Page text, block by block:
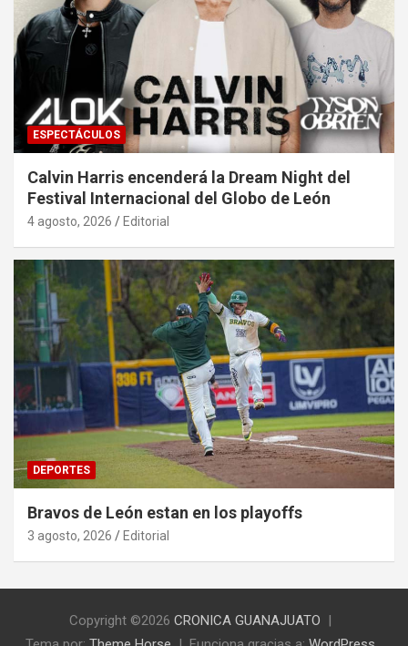
ESPECTÁCULOS
Calvin Harris encenderá la Dream Night del
Festival Internacional del Globo de León
4 agosto, 2026 Editorial
DEPORTES
Bravos de León estan en los playoffs
3 agosto, 2026 Editorial
Copyright ©2026 CRONICA GUANAJUATO